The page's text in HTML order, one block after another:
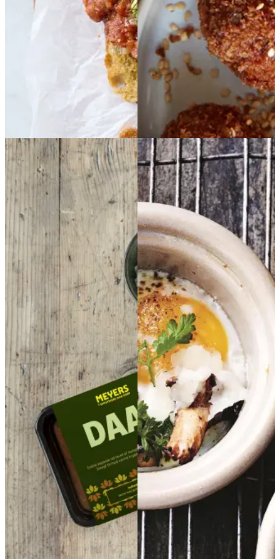
rugtdip
Gem opskrift
Vegetarisk
Indisk Indisk
daal
daal
Gem opskrift
Aftensmad
Glutenfri
Vegetarisk
Vegansk
ÆgÆg ii
kokottekokotte
medmed
kantereller
kanterell
er ogog høosthøost
Frokost
Morgenmad
Glutenfri
Sommermad
Efterårsmad
Vintermad